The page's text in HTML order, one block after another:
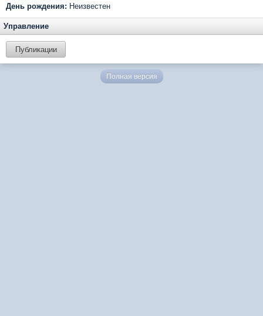
День рождения: Неизвестен
Управление
Публикации
Полная версия